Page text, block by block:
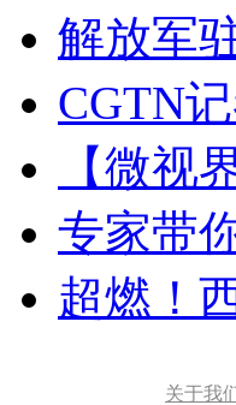
解放军
CGTN
【微视
专家带
超燃！
关于我